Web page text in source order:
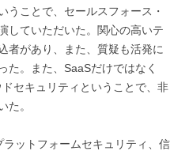
うことで、セールスフォース・
していただいた。関心の高いテ
者があり、また、質疑も活発に
た。また、SaaSだけではなく
セキュリティということで、非
た。
ットフォームセキュリティ、信